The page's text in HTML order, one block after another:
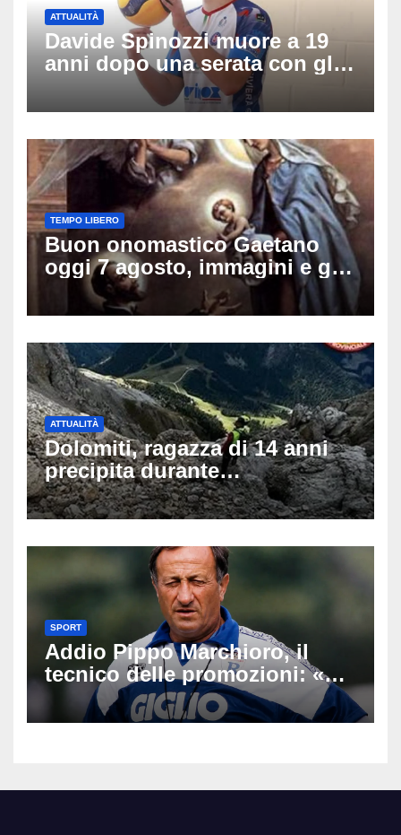
ATTUALITÀ
Davide Spinozzi muore a 19
anni dopo una serata con gli
amici: il mistero dello
schianto senza frenata
TEMPO LIBERO
Buon onomastico Gaetano
oggi 7 agosto, immagini e gif
di auguri da condividere sui
social
ATTUALITÀ
Dolomiti, ragazza di 14 anni
precipita durante
un’escursione: tragedia sul
Latemar davanti alla famiglia
SPORT
Addio Pippo Marchioro, il
tecnico delle promozioni: «Ha
scritto pagine indimenticabili
del nostro calcio»